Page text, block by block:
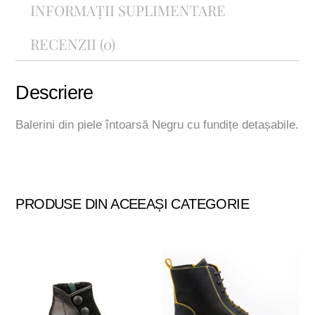
INFORMAȚII SUPLIMENTARE
RECENZII (0)
Descriere
Balerini din piele întoarsă Negru cu fundițe detașabile.
PRODUSE DIN ACEEAȘI CATEGORIE